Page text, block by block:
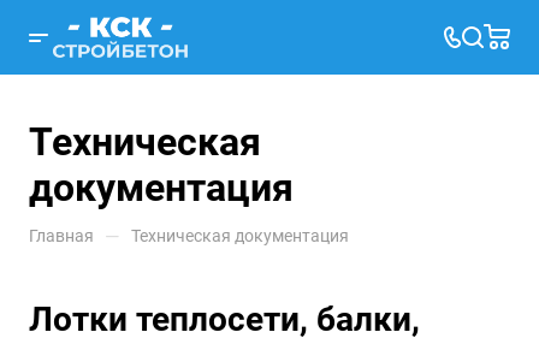
Техническая
документация
Главная — Техническая документация
Лотки теплосети, балки,